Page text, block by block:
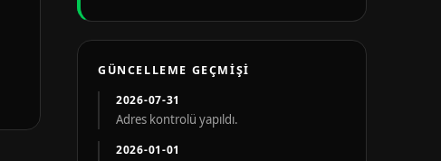
GÜNCELLEME GEÇMIŞI
2026-07-31
Adres kontrolü yapıldı.
2026-01-01